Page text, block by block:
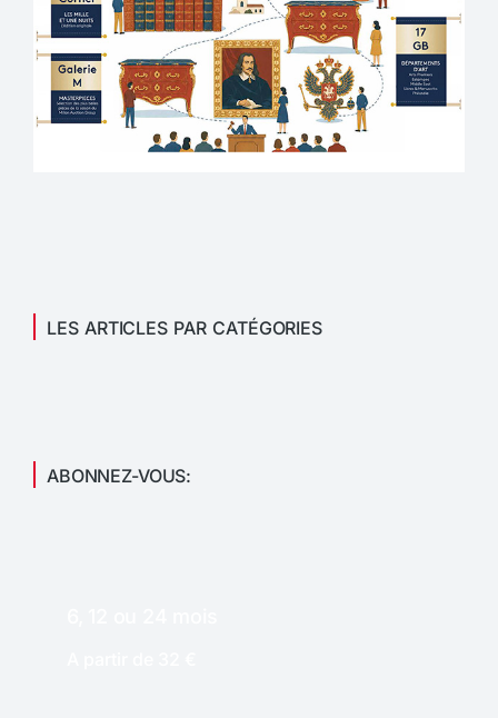
LES ARTICLES PAR CATÉGORIES
ABONNEZ-VOUS: